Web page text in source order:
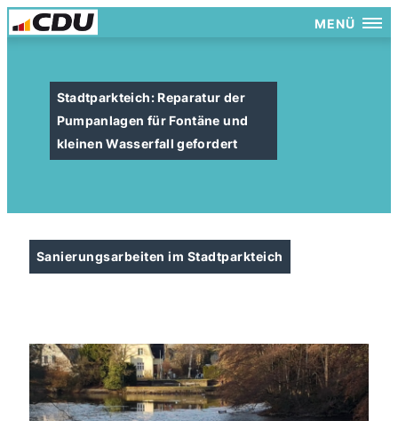
MENÜ
Stadtparkteich: Reparatur der
Pumpanlagen für Fontäne und
kleinen Wasserfall gefordert
Sanierungsarbeiten im Stadtparkteich